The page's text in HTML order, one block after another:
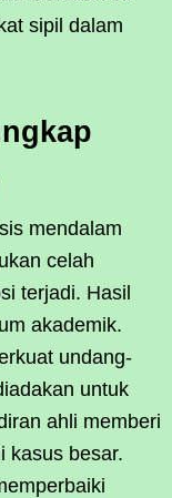
sipil dalam
mendalam
celah
terjadi. Hasil
akademik.
undang-
untuk
ahli memberi
kasus besar.